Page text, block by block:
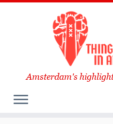
Amsterdam's